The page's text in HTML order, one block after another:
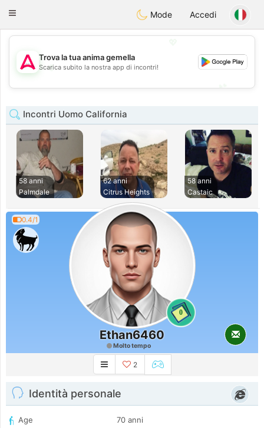
Tantôt
Toggle
Mode Accedi
💖
💕
Trova la tua anima gemella
Scarica subito la nostra app di incontri!
Incontri Uomo California
58 anni
Palmdale
62 anni
Citrus Heights
58 anni
Castaic
0.4/1
0
Ethan6460
Molto tempo
2
Identità personale
Age
70 anni